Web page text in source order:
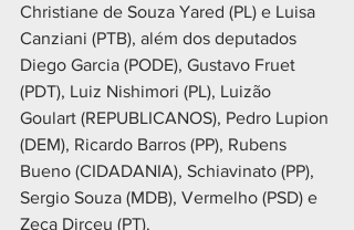
Christiane de Souza Yared (PL) e Luisa
Canziani (PTB), além dos deputados
Diego Garcia (PODE), Gustavo Fruet
(PDT), Luiz Nishimori (PL), Luizão
Goulart (REPUBLICANOS), Pedro Lupion
(DEM), Ricardo Barros (PP), Rubens
Bueno (CIDADANIA), Schiavinato (PP),
Sergio Souza (MDB), Vermelho (PSD) e
Zeca Dirceu (PT).